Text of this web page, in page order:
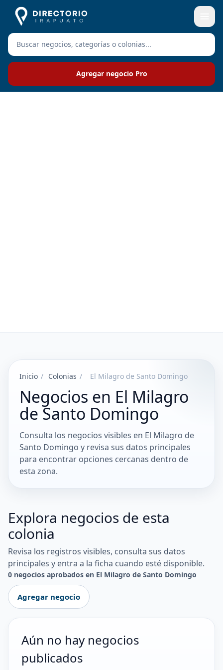
Agregar negocio Pro
Inicio / Colonias / El Milagro de Santo Domingo
Negocios en El Milagro
de Santo Domingo
Consulta los negocios visibles en El Milagro de
Santo Domingo y revisa sus datos principales
para encontrar opciones cercanas dentro de
esta zona.
Explora negocios de esta
colonia
Revisa los registros visibles, consulta sus datos
principales y entra a la ficha cuando esté disponible.
0 negocios aprobados en El Milagro de Santo Domingo
Agregar negocio
Aún no hay negocios
publicados